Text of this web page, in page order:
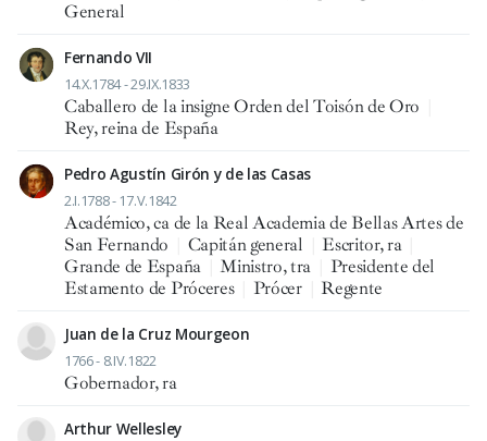
General
Fernando VII
14.X.1784 - 29.IX.1833
Caballero de la insigne Orden del Toisón de Oro
Rey, reina de España
Pedro Agustín Girón y de las Casas
2.I.1788 - 17.V.1842
Académico, ca de la Real Academia de Bellas Artes de
San Fernando
Capitán general Escritor, ra
Grande de España
Ministro, tra
Presidente del
Estamento de Próceres
Prócer Regente
Juan de la Cruz Mourgeon
1766 - 8.IV.1822
Gobernador, ra
Arthur Wellesley